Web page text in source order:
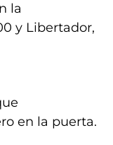
la
y Libertador,
en la puerta.